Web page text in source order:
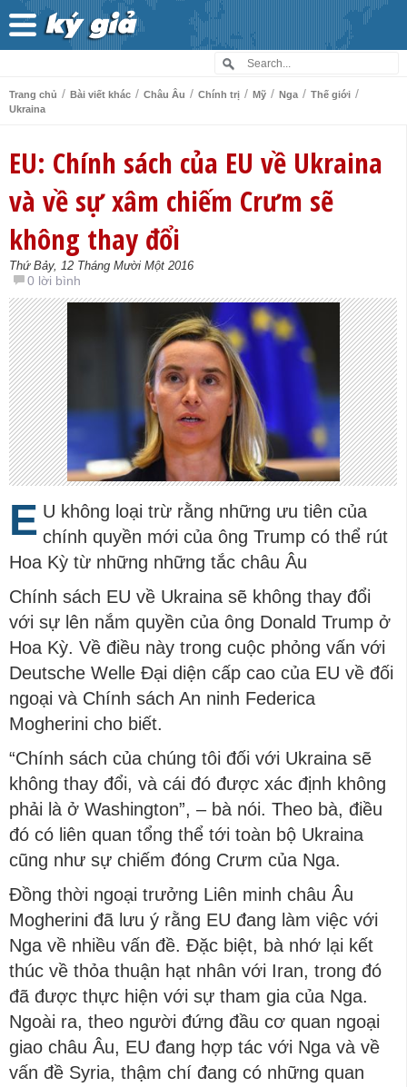
Trang chủ / Bài viết khác / Châu Âu / Chính trị / Mỹ / Nga / Thế giới /
Ukraina
EU: Chính sách của EU về Ukraina
và về sự xâm chiếm Crưm sẽ
không thay đổi
Thứ Bảy, 12 Tháng Mười Một 2016
0 lời bình
E U không loại trừ rằng những ưu tiên của
chính quyền mới của ông Trump có thể rút
Hoa Kỳ từ những những tắc châu Âu
Chính sách EU về Ukraina sẽ không thay đổi
với sự lên nắm quyền của ông Donald Trump ở
Hoa Kỳ. Về điều này trong cuộc phỏng vấn với
Deutsche Welle Đại diện cấp cao của EU về đối
ngoại và Chính sách An ninh Federica
Mogherini cho biết.
“Chính sách của chúng tôi đối với Ukraina sẽ
không thay đổi, và cái đó được xác định không
phải là ở Washington”, – bà nói. Theo bà, điều
đó có liên quan tổng thể tới toàn bộ Ukraina
cũng như sự chiếm đóng Crưm của Nga.
Đồng thời ngoại trưởng Liên minh châu Âu
Mogherini đã lưu ý rằng EU đang làm việc với
Nga về nhiều vấn đề. Đặc biệt, bà nhớ lại kết
thúc về thỏa thuận hạt nhân với Iran, trong đó
đã được thực hiện với sự tham gia của Nga.
Ngoài ra, theo người đứng đầu cơ quan ngoại
giao châu Âu, EU đang hợp tác với Nga và về
vấn đề Syria, thậm chí đang có những quan